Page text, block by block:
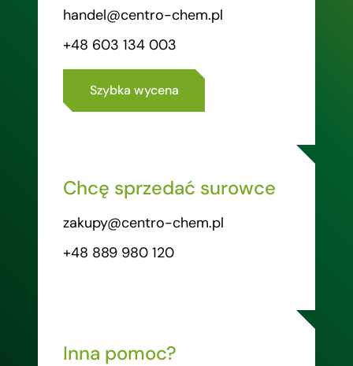
handel@centro-chem.pl
+48 603 134 003
Szybka wycena
Chcę sprzedać surowce
zakupy@centro-chem.pl
+48 889 980 120
Inna pomoc?